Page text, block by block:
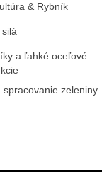
& Rybník
a ľahké oceľové
spracovanie zeleniny